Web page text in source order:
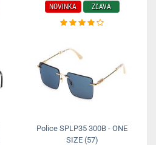
NOVINKA ZĽAVA
Police SPLP35 300B - ONE
SIZE (57)